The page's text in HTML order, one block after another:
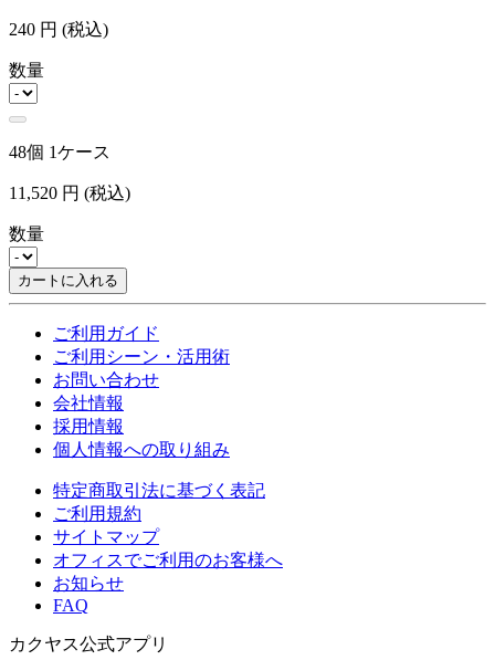
240 円 (税込)
数量
48個 1ケース
11,520 円 (税込)
数量
カートに入れる
ご利用ガイド
ご利用シーン・活用術
お問い合わせ
会社情報
採用情報
個人情報への取り組み
特定商取引法に基づく表記
ご利用規約
サイトマップ
オフィスでご利用のお客様へ
お知らせ
FAQ
カクヤス公式アプリ